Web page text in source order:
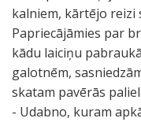
kalniem, kārtējo reizi
Papriecājāmies par
kādu laiciņu
galotnēm,
skatam pavērās
- Udabno, kuram